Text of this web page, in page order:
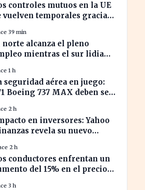
controles mutuos en la UE
vuelven temporales gracias
39 min
norte alcanza el pleno
mientras el sur lidia
1 h
seguridad aérea en juego:
Boeing 737 MAX deben ser
2 h
en inversores: Yahoo
revela su nuevo
2 h
conductores enfrentan un
del 15% en el precio
3 h